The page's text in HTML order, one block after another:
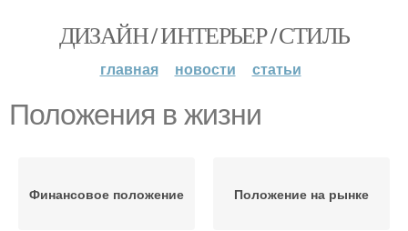
ДИЗАЙН / ИНТЕРЬЕР / СТИЛЬ
главная новости статьи
Положения в жизни
Финансовое положение Положение на рынке